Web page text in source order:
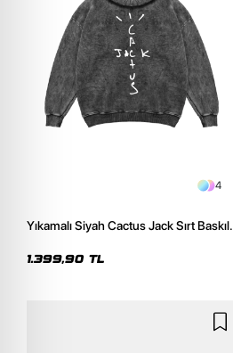
4
Yıkamalı Siyah Cactus Jack Sırt Baskılı
1.399,90 TL